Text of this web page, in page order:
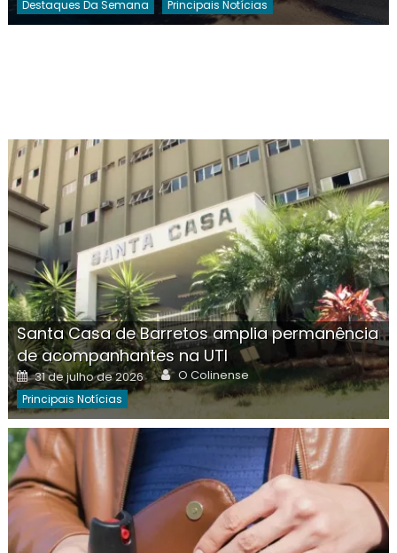
Destaques Da Semana Principais Notícias
Santa Casa de Barretos amplia permanência
de acompanhantes na UTI
Posted
on
31 de julho de 2026 Author
O Colinense
Principais Notícias